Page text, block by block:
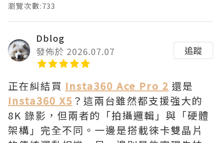
瀏覽次數:733
Dblog
發佈於 2026.07.07
追蹤
正在糾結買 Insta360 Ace Pro 2 還是
Insta360 X5 ？這兩台雖然都支援強大的
8K 錄影，但兩者的「拍攝邏輯」與「硬體
架構」完全不同。一邊是搭載徠卡雙晶片